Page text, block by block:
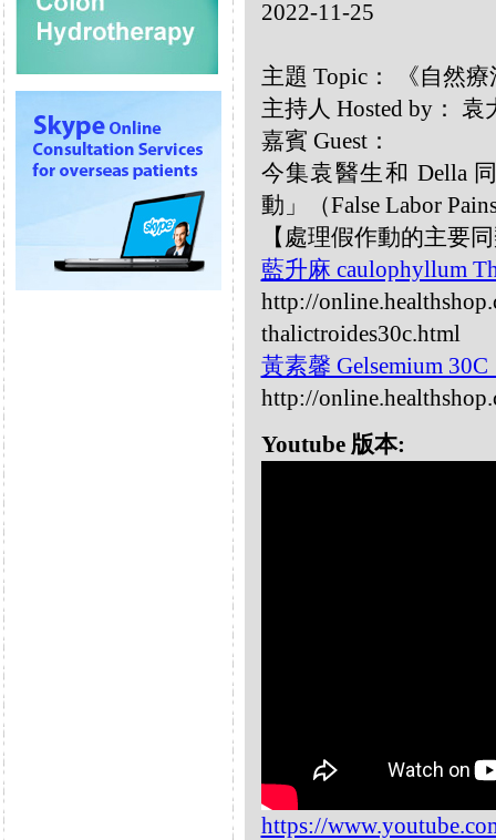
2022-11-25
主題 Topic： 《自然
主持人 Hosted by：
嘉賓 Guest：
今集袁醫生和 Della
動」（False Labor
【處理假作動的主要
藍升麻 caulophyllum
http://
thalictroides30c.html
黃素馨 Gelsemium 30C
http://
Youtube 版本:
https://